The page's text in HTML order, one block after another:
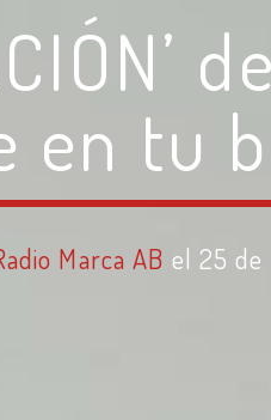
en tu
Marca AB el 25